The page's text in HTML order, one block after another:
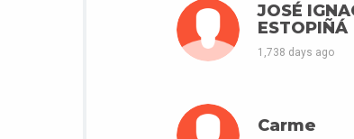
JOSÉ
ESTOPIÑÁ
1,738 days ago
Carme